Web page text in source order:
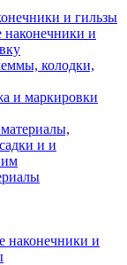
и гильзы
и
колодки,
и маркировки
и и
наконечники и